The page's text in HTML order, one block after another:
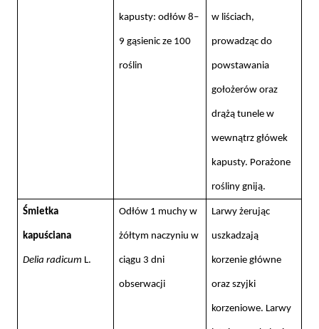
kapusty: odłów 8–
9 gąsienic ze 100
roślin
w liściach,
prowadząc do
powstawania
gołożerów oraz
drążą tunele w
wewnątrz główek
kapusty. Porażone
rośliny gniją.
Śmietka
kapuściana
Delia radicum L.
Odłów 1 muchy w
żółtym naczyniu w
ciągu 3 dni
obserwacji
Larwy żerując
uszkadzają
korzenie główne
oraz szyjki
korzeniowe. Larwy